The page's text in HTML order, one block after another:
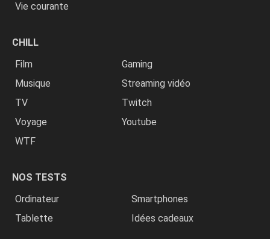
Vie courante
CHILL
Film
Gaming
Musique
Streaming vidéo
TV
Twitch
Voyage
Youtube
WTF
NOS TESTS
Ordinateur
Smartphones
Tablette
Idées cadeaux